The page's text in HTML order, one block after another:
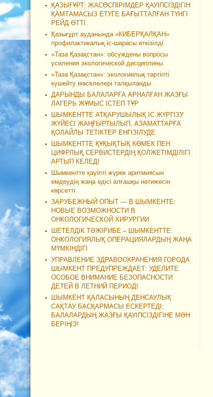
ҚАЗЫҒҰРТ: ЖАСӨСПІРІМДЕР ҚАУІПСІЗДІГІН
ҚАМТАМАСЫЗ ЕТУГЕ БАҒЫТТАЛҒАН ТҮНГІ
РЕЙД ӨТТІ
Қазығұрт ауданында «КИБЕРҚАЛҚАН»
профилактикалық іс-шарасы өткізілді
«Таза Қазақстан»: обсуждены вопросы
усиления экологической дисциплины
«Таза Қазақстан»: экологиялық тәртіпті
күшейту мәселелері талқыланды
ДАРЫНДЫ БАЛАЛАРҒА АРНАЛҒАН ЖАЗҒЫ
ЛАГЕРЬ ЖҰМЫС ІСТЕП ТҰР
ШЫМКЕНТТЕ АТҚАРУШЫЛЫҚ ІС ЖҮРГІЗУ
ЖҮЙЕСІ ЖАҢҒЫРТЫЛЫП, АЗАМАТТАРҒА
ҚОЛАЙЛЫ ТЕТІКТЕР ЕНГІЗІЛУДЕ
ШЫМКЕНТТЕ ҚҰҚЫҚТЫҚ КӨМЕК ПЕН
ЦИФРЛЫҚ СЕРВИСТЕРДІҢ ҚОЛЖЕТІМДІЛІГІ
АРТЫП КЕЛЕДІ
Шымкентте қауіпті жүрек аритмиясын
емдеудің жаңа әдісі алғашқы нәтижесін
көрсетті
ЗАРУБЕЖНЫЙ ОПЫТ — В ШЫМКЕНТЕ:
НОВЫЕ ВОЗМОЖНОСТИ В
ОНКОЛОГИЧЕСКОЙ ХИРУРГИИ
ШЕТЕЛДІК ТӘЖІРИБЕ – ШЫМКЕНТТЕ:
ОНКОЛОГИЯЛЫҚ ОПЕРАЦИЯЛАРДЫҢ ЖАҢА
МҮМКІНДІГІ
УПРАВЛЕНИЕ ЗДРАВООХРАНЕНИЯ ГОРОДА
ШЫМКЕНТ ПРЕДУПРЕЖДАЕТ: УДЕЛИТЕ
ОСОБОЕ ВНИМАНИЕ БЕЗОПАСНОСТИ
ДЕТЕЙ В ЛЕТНИЙ ПЕРИОД!
ШЫМКЕНТ ҚАЛАСЫНЫҢ ДЕНСАУЛЫҚ
САҚТАУ БАСҚАРМАСЫ ЕСКЕРТЕДІ:
БАЛАЛАРДЫҢ ЖАЗҒЫ ҚАУІПСІЗДІГІНЕ МӘН
БЕРІҢІЗ!